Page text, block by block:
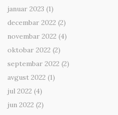
januar 2023 (1)
decembar 2022 (2)
novembar 2022 (4)
oktobar 2022 (2)
septembar 2022 (2)
avgust 2022 (1)
jul 2022 (4)
jun 2022 (2)